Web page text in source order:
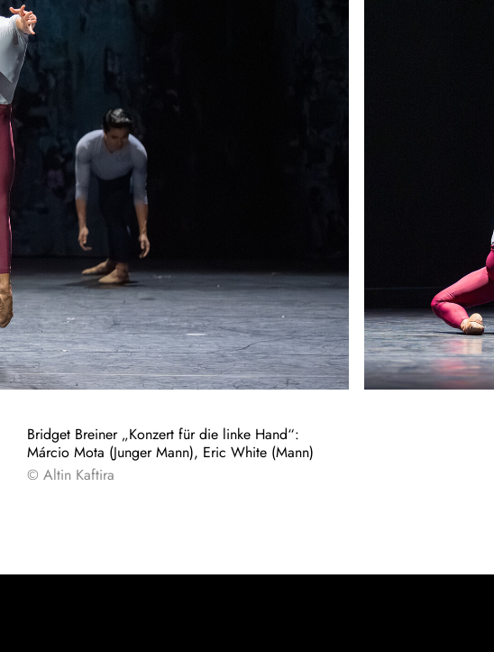
Bridget Breiner „Konzert für die linke Hand“:
Márcio Mota (Junger Mann), Eric White (Mann)
© Altin Kaftira